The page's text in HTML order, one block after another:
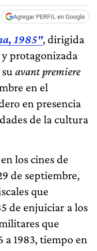
Agregar PERFIL en Google
1985", dirigida
y protagonizada
avant premiere
en el
en presencia
de la cultura
los cines de
de septiembre,
que
de enjuiciar a los
que
a 1983, tiempo en